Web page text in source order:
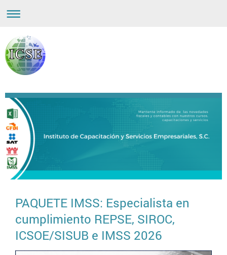
PAQUETE IMSS: Especialista en
cumplimiento REPSE, SIROC,
ICSOE/SISUB e IMSS 2026